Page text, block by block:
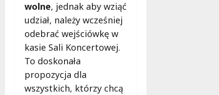
wolne, jednak aby wziąć
udział, należy wcześniej
odebrać wejściówkę w
kasie Sali Koncertowej.
To doskonała
propozycja dla
wszystkich, którzy chcą